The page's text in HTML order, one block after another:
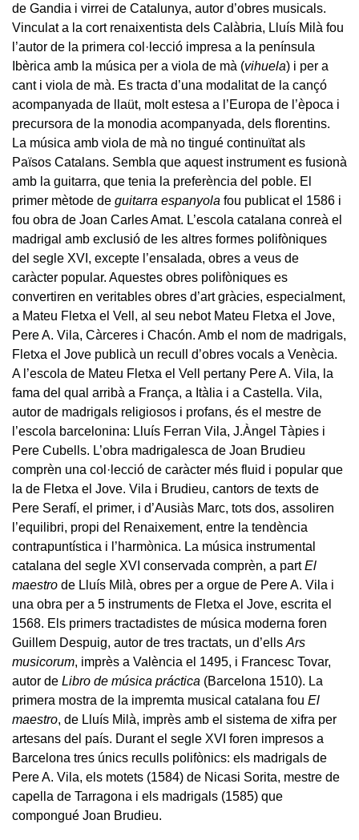
de Gandia i virrei de Catalunya, autor d’obres musicals.
Vinculat a la cort renaixentista dels Calàbria, Lluís Milà fou
l’autor de la primera col·lecció impresa a la península
Ibèrica amb la música per a viola de mà (vihuela) i per a
cant i viola de mà. Es tracta d’una modalitat de la cançó
acompanyada de llaüt, molt estesa a l’Europa de l’època i
precursora de la monodia acompanyada, dels florentins.
La música amb viola de mà no tingué continuïtat als
Països Catalans. Sembla que aquest instrument es fusionà
amb la guitarra, que tenia la preferència del poble. El
primer mètode de guitarra espanyola fou publicat el 1586 i
fou obra de Joan Carles Amat. L’escola catalana conreà el
madrigal amb exclusió de les altres formes polifòniques
del segle XVI, excepte l’ensalada, obres a veus de
caràcter popular. Aquestes obres polifòniques es
convertiren en veritables obres d’art gràcies, especialment,
a Mateu Fletxa el Vell, al seu nebot Mateu Fletxa el Jove,
Pere A. Vila, Càrceres i Chacón. Amb el nom de madrigals,
Fletxa el Jove publicà un recull d’obres vocals a Venècia.
A l’escola de Mateu Fletxa el Vell pertany Pere A. Vila, la
fama del qual arribà a França, a Itàlia i a Castella. Vila,
autor de madrigals religiosos i profans, és el mestre de
l’escola barcelonina: Lluís Ferran Vila, J.Àngel Tàpies i
Pere Cubells. L’obra madrigalesca de Joan Brudieu
comprèn una col·lecció de caràcter més fluid i popular que
la de Fletxa el Jove. Vila i Brudieu, cantors de texts de
Pere Serafí, el primer, i d’Ausiàs Marc, tots dos, assoliren
l’equilibri, propi del Renaixement, entre la tendència
contrapuntística i l’harmònica. La música instrumental
catalana del segle XVI conservada comprèn, a partEl
maestro de Lluís Milà, obres per a orgue de Pere A. Vila i
una obra per a 5 instruments de Fletxa el Jove, escrita el
1568. Els primers tractadistes de música moderna foren
Guillem Despuig, autor de tres tractats, un d’ells Ars
musicorum, imprès a València el 1495, i Francesc Tovar,
autor de Libro de música práctica (Barcelona 1510). La
primera mostra de la impremta musical catalana fou El
maestro, de Lluís Milà, imprès amb el sistema de xifra per
artesans del país. Durant el segle XVI foren impresos a
Barcelona tres únics reculls polifònics: els madrigals de
Pere A. Vila, els motets (1584) de Nicasi Sorita, mestre de
capella de Tarragona i els madrigals (1585) que
compongué Joan Brudieu.